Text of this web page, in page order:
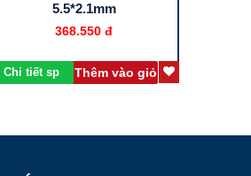
5.5*2.1mm
368.550 đ
Chi tiết sp Thêm vào giỏ